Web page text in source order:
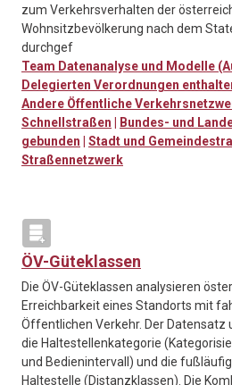
zum Verkehrsverhalten der
Wohnsitzbevölkerung nach dem
durchgef
Team Datenanalyse und Modelle
Delegierten Verordnungen
Andere Öffentliche
Schnellstraßen
Bundes- und
gebunden
Stadt und
Straßennetzwerk
ÖV-Güteklassen
Die ÖV-Güteklassen analysieren
Erreichbarkeit eines Standorts mit
Öffentlichen Verkehr. Der Datensatz
die Haltestellenkategorie
und Bedienintervall) und die
Haltestelle (Distanzklassen). Die